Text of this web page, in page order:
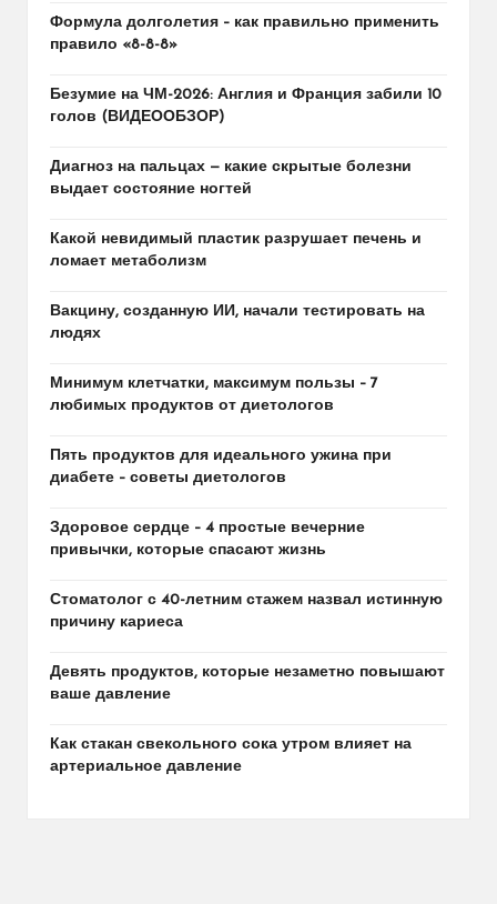
Формула долголетия – как правильно применить
правило «8-8-8»
Безумие на ЧМ-2026: Англия и Франция забили 10
голов (ВИДЕООБЗОР)
Диагноз на пальцах — какие скрытые болезни
выдает состояние ногтей
Какой невидимый пластик разрушает печень и
ломает метаболизм
Вакцину, созданную ИИ, начали тестировать на
людях
Минимум клетчатки, максимум пользы – 7
любимых продуктов от диетологов
Пять продуктов для идеального ужина при
диабете – советы диетологов
Здоровое сердце – 4 простые вечерние
привычки, которые спасают жизнь
Стоматолог с 40-летним стажем назвал истинную
причину кариеса
Девять продуктов, которые незаметно повышают
ваше давление
Как стакан свекольного сока утром влияет на
артериальное давление